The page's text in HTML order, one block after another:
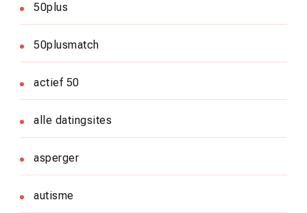
50plus
50plusmatch
actief 50
alle datingsites
asperger
autisme